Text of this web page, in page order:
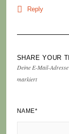
Reply
SHARE YOUR
Deine E-Mail-
markiert
NAME*